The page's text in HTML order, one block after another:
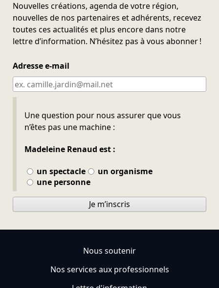
Nouvelles créations, agenda de votre région,
nouvelles de nos partenaires et adhérents, recevez
toutes ces actualités et plus encore dans notre
lettre d’information. N’hésitez pas à vous abonner !
Adresse e-mail
Une question pour nous assurer que vous
n’êtes pas une machine :
Madeleine Renaud est :
un spectacle
un organisme
une personne
Ne pas remplir
Je m’inscris
Nous soutenir
Nos services aux professionnels